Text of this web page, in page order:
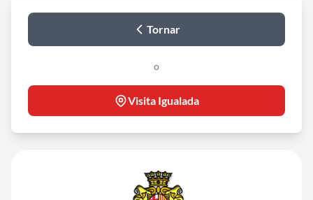
Tornar
o
Visita Igualada